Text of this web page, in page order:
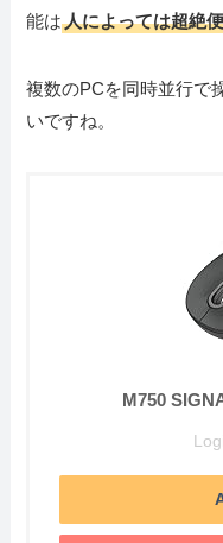
能は人によっては超絶
複数のPCを同時並行で
いですね。
M750